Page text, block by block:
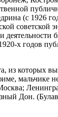
(с 1926
советской
деятельности
х годов
из которых
мальчике
Дон.